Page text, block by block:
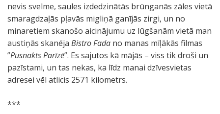
nevis svelme, saules izdedzinātās brūnganās zāles vietā
smaragdzaļās pļavās migliņā ganījās zirgi, un no
minaretiem skanošo aicinājumu uz lūgšanām vietā man
austiņās skanēja Bistro Fada no manas mīļākās filmas
”Pusnakts Parīzē”. Es sajutos kā mājās – viss tik droši un
pazīstami, un tas nekas, ka līdz manai dzīvesvietas
adresei vēl atlicis 2571 kilometrs.
***